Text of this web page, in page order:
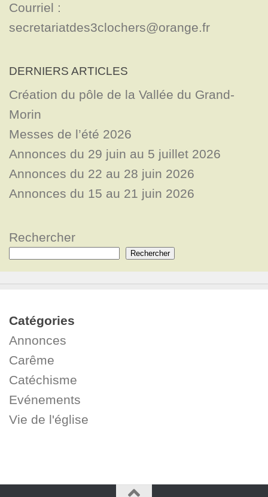
Courriel :
secretariatdes3clochers@orange.fr
DERNIERS ARTICLES
Création du pôle de la Vallée du Grand-
Morin
Messes de l’été 2026
Annonces du 29 juin au 5 juillet 2026
Annonces du 22 au 28 juin 2026
Annonces du 15 au 21 juin 2026
Rechercher
Rechercher
Catégories
Annonces
Carême
Catéchisme
Evénements
Vie de l'église